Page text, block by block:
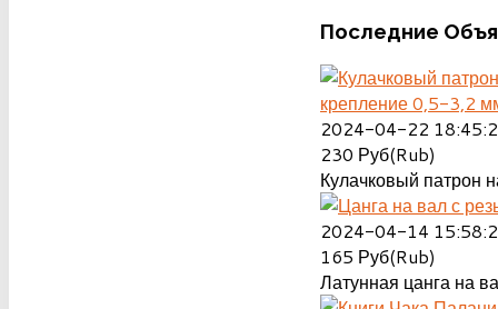
Последние
крепление 0,5-3,2
2024-04-22
230 Руб(Rub)
Кулачковый патрон
2024-04-14
165 Руб(Rub)
Латунная цанга на